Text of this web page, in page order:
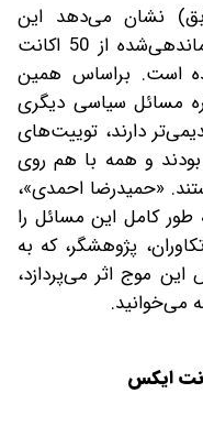
نشان می‌دهد این
هشتگ برای اولین‌ بار به شکل ساماندهی‌شده از 50 اکانت
1402 شروع شده است. براساس همین
مسائل سیاسی دیگری
دارند، توییت‌های
بودند و همه با هم روی
«حمیدرضا احمدی»،
کامل این مسائل را
پژوهشگر، که به
موج اثر می‌پردازد،
می‌خوانید.